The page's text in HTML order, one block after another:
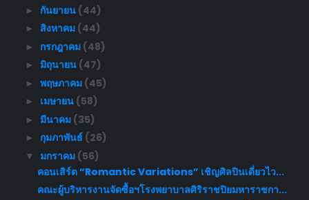
► กันยายน (44)
► สิงหาคม (44)
► กรกฎาคม (48)
► มิถุนายน (47)
► พฤษภาคม (45)
► เมษายน (58)
► มีนาคม (35)
► กุมภาพันธ์ (26)
▼ มกราคม (56)
คอนเสิร์ต “Romantic Variations” เชิญศิลปินเดี่ยวไว...
คณะผู้บริหารงานจัดซื้อฯโรงพยาบาลศิริราชปิยมหาราชกา...